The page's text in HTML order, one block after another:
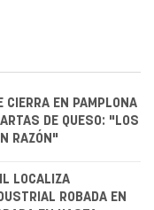
CIERRA EN PAMPLONA
DE QUESO: "LOS
RAZÓN"
LOCALIZA
ROBADA EN